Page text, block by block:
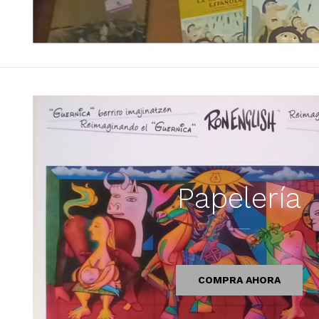
Papelería
COMPRA AHORA